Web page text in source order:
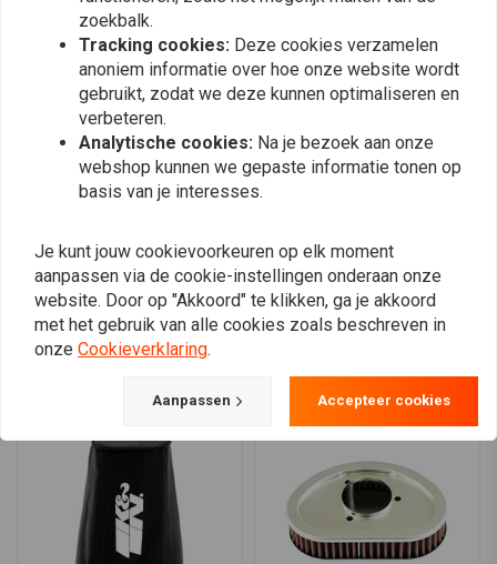
WANNABE CHOPPERS
"Ribbed"
€97,83
"Ribbed" Messing
€147,23
View more
zoekbalk.
Tracking cookies: Deze cookies verzamelen
anoniem informatie over hoe onze website wordt
gebruikt, zodat we deze kunnen optimaliseren en
verbeteren.
Analytische cookies: Na je bezoek aan onze
webshop kunnen we gepaste informatie tonen op
basis van je interesses.
Je kunt jouw cookievoorkeuren op elk moment
aanpassen via de cookie-instellingen onderaan onze
website. Door op "Akkoord" te klikken, ga je akkoord
met het gebruik van alle cookies zoals beschreven in
onze Cookieverklaring.
Aanpassen Accepteer cookies